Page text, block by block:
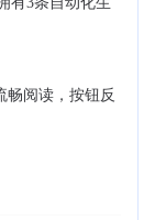
畅阅读，按钮反